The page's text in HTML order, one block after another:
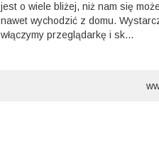
jest o wiele bliżej, niż nam się
nawet wychodzić z domu.
włączymy przeglądarkę i sk...